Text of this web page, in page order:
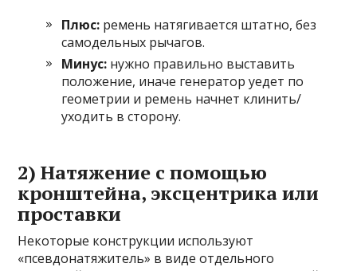
Плюс: ремень натягивается штатно, без
самодельных рычагов.
Минус: нужно правильно выставить
положение, иначе генератор уедет по
геометрии и ремень начнет клинить/
уходить в сторону.
2) Натяжение с помощью
кронштейна, эксцентрика или
проставки
Некоторые конструкции используют
«псевдонатяжитель» в виде отдельного